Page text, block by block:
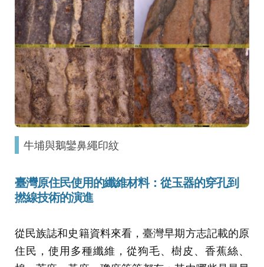
牛埔與鵝鑾鼻繩印紋
臺灣原住民使用的纖維材料：從玉器的穿孔到
撚線技術的演進
從民族誌和史籍資料來看，臺灣早期方志記載的原
住民，使用多種纖維，從狗毛、樹皮、香蕉絲、